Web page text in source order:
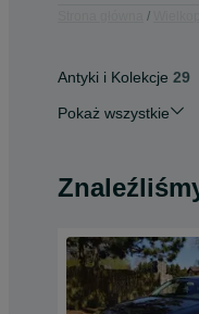
Antyki i Kolekcje 29
Pokaż wszystkie